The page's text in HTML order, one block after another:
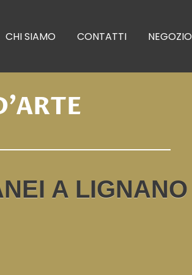
CHI SIAMO CONTATTI NEGOZIO
A LIGNANO